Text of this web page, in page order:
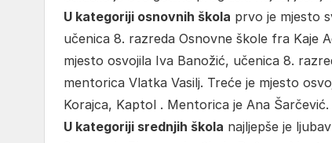
U kategoriji osnovnih škola prvo je mjesto
učenica 8. razreda Osnovne škole fra Kaje
mjesto osvojila Iva Banožić, učenica 8.
mentorica Vlatka Vasilj. Treće je mjesto
Korajca, Kaptol . Mentorica je Ana Šarčević.
U kategoriji srednjih škola najljepše je